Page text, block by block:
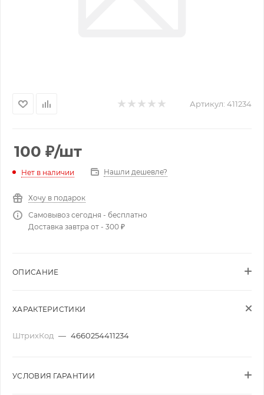
Артикул: 411234
100 ₽/шт
Нет в наличии Нашли дешевле?
Хочу в подарок
Самовывоз сегодня - бесплатно
Доставка завтра от - 300 ₽
ОПИСАНИЕ
ХАРАКТЕРИСТИКИ
ШтрихКод — 4660254411234
УСЛОВИЯ ГАРАНТИИ